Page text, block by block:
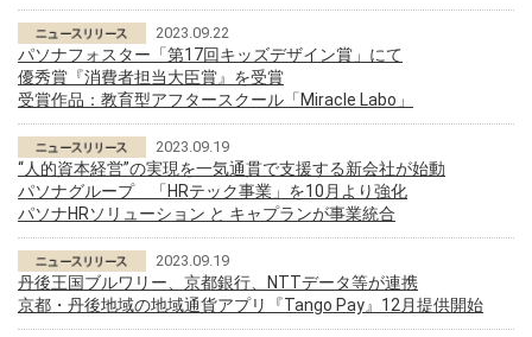
2023.09.22
パソナフォスター「第17回キッズデザイン賞」にて
優秀賞『消費者担当大臣賞』を受賞
受賞作品：教育型アフタースクール「Miracle Labo」
2023.09.19
“人的資本経営”の実現を一気通貫で支援する新会社が始動
パソナグループ 「HRテック事業」を10月より強化
パソナHRソリューション と キャプランが事業統合
2023.09.19
丹後王国ブルワリー、京都銀行、NTTデータ等が連携
京都・丹後地域の地域通貨アプリ『Tango Pay』12月提供開始